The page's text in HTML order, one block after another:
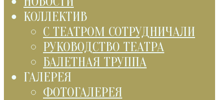
КОЛЛЕКТИВ
С ТЕАТРОМ СОТРУДНИЧАЛИ
РУКОВОДСТВО ТЕАТРА
БАЛЕТНАЯ ТРУППА
ГАЛЕРЕЯ
ФОТОГАЛЕРЕЯ